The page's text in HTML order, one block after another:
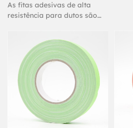
As fitas adesivas de alta
resistência para dutos são
objetos, além de serem
ideais para embalagens
pesadas, juntas de carpetes e
fixação em geral.